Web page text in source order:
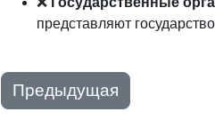
представляют
Предыдущая